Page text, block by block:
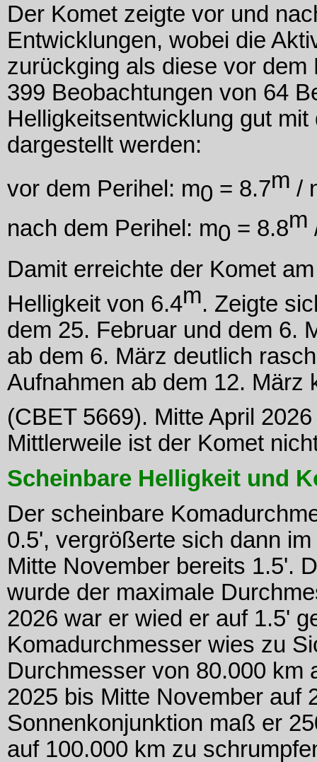
Der Komet zeigte vor und
Entwicklungen, wobei die
zurückging als diese vor
399 Beobachtungen von 64
Helligkeitsentwicklung gut
dargestellt werden:
vor dem Perihel: m0 = 8.7m /
nach dem Perihel: m0 = 8.8m
Damit erreichte der Komet
Helligkeit von 6.4m. Zeigte
dem 25. Februar und dem 6.
ab dem 6. März deutlich
Aufnahmen ab dem 12. März
(CBET 5669). Mitte April
Mittlerweile ist der Komet
Scheinbare Helligkeit und
Der scheinbare
0.5', vergrößerte sich dann
Mitte November bereits 1.5'.
wurde der maximale
2026 war er wied er auf 1.5'
Komadurchmesser wies zu
Durchmesser von 80.000 km
2025 bis Mitte November auf
Sonnenkonjunktion maß er
auf 100.000 km zu